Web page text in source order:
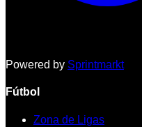
Powered by Sprintmarkt
Fútbol
Zona de Ligas